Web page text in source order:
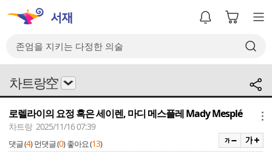
차트랑空
로렐라이의 요정 혹은 세이렌, 마디 메스플레 Mady Mesplé
차트랑 2025/11/16 07:39
댓글 (4) 먼댓글 (0) 좋아요 (13)